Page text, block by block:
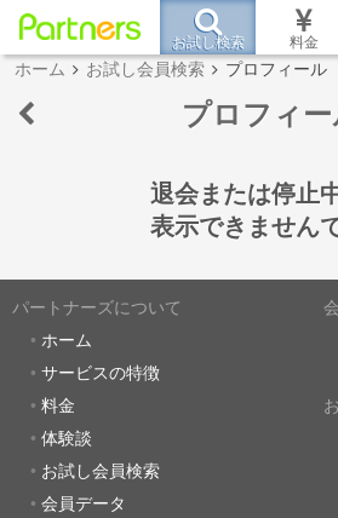
お試し検索 料金
ホーム お試し会員検索 プロフィール
プロフィ
退会または停止
表示できません
パートナーズについて
ホーム
サービスの特徴
料金
体験談
お試し会員検索
会員データ